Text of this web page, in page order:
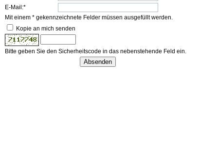
E-Mail:*
Mit einem * gekennzeichnete Felder müssen ausgefüllt werden.
Kopie an mich senden
Bitte geben Sie den Sicherheitscode in das nebenstehende Feld ein.